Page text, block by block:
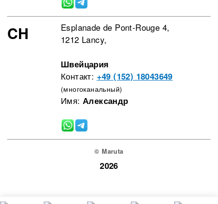
CH
Esplanade de Pont-Rouge 4,
1212 Lancy,
Швейцария
Контакт: +49 (152) 18043649
(многоканальный)
Имя: Александр
© Maruta
2026